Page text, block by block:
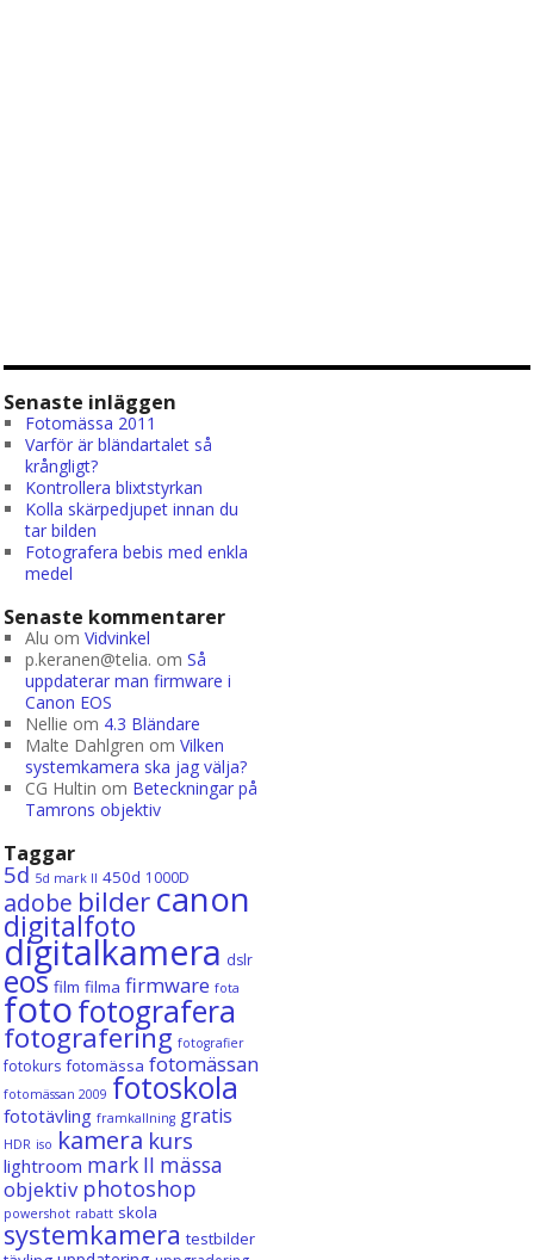
Senaste inläggen
Fotomässa 2011
Varför är bländartalet så
krångligt?
Kontrollera blixtstyrkan
Kolla skärpedjupet innan du
tar bilden
Fotografera bebis med enkla
medel
Senaste kommentarer
Alu om Vidvinkel
p.keranen@telia. om Så
uppdaterar man firmware i
Canon EOS
Nellie om 4.3 Bländare
Malte Dahlgren om Vilken
systemkamera ska jag välja?
CG Hultin om Beteckningar på
Tamrons objektiv
Taggar
5d 5d mark II 450d 1000D
adobe bilder canon
digitalfoto
digitalkamera dslr
eos film filma firmware fota
fotofotografera
fotografering fotografier
fotokurs fotomässa fotomässan
fotomässan 2009 fotoskola
fototävling framkallning gratis
HDR iso kamera kurs
lightroom mark II mässa
objektiv photoshop
powershot rabatt skola
systemkamera testbilder